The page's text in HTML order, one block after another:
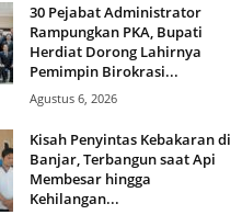
30 Pejabat Administrator
Rampungkan PKA, Bupati
Herdiat Dorong Lahirnya
Pemimpin Birokrasi...
Agustus 6, 2026
Kisah Penyintas Kebakaran di
Banjar, Terbangun saat Api
Membesar hingga
Kehilangan...